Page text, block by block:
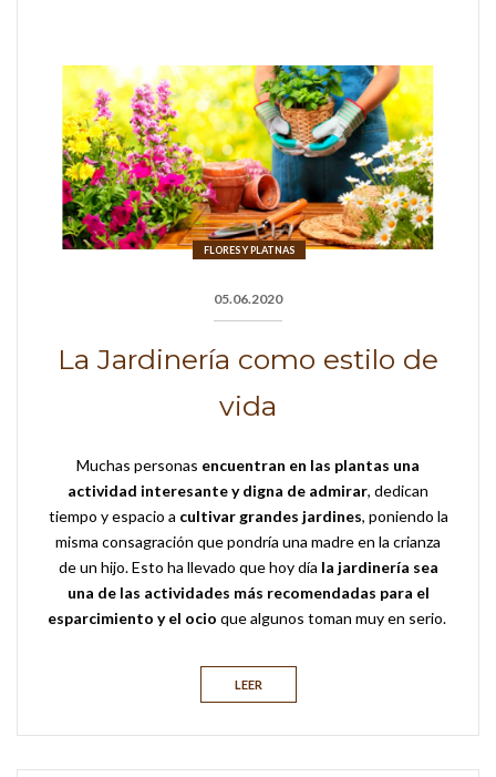
FLORES Y PLATNAS
05.06.2020
La Jardinería como estilo de
vida
Muchas personas encuentran en las plantas una
actividad interesante y digna de admirar, dedican
tiempo y espacio a cultivar grandes jardines, poniendo la
misma consagración que pondría una madre en la crianza
de un hijo. Esto ha llevado que hoy día la jardinería sea
una de las actividades más recomendadas para el
esparcimiento y el ocio que algunos toman muy en serio.
LEER